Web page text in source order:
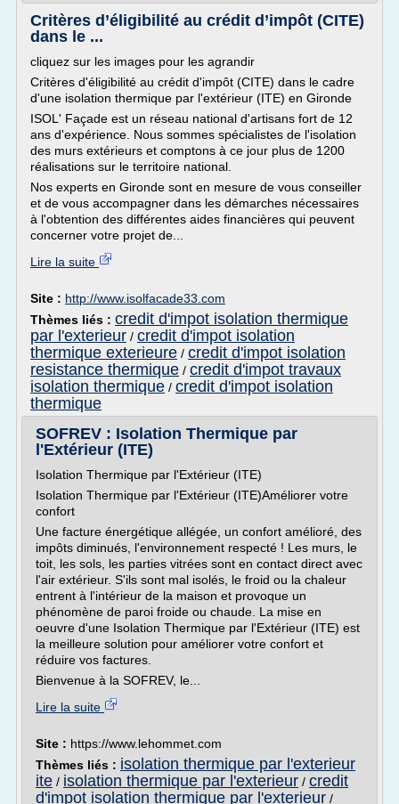
Critères d’éligibilité au crédit d’impôt (CITE)
dans le ...
cliquez sur les images pour les agrandir
Critères d'éligibilité au crédit d'impôt (CITE) dans le cadre
d'une isolation thermique par l'extérieur (ITE) en Gironde
ISOL' Façade est un réseau national d'artisans fort de 12
ans d'expérience. Nous sommes spécialistes de l'isolation
des murs extérieurs et comptons à ce jour plus de 1200
réalisations sur le territoire national.
Nos experts en Gironde sont en mesure de vous conseiller
et de vous accompagner dans les démarches nécessaires
à l'obtention des différentes aides financières qui peuvent
concerner votre projet de...
Lire la suite
Site : http://www.isolfacade33.com
Thèmes liés : credit d'impot isolation thermique
par l'exterieur / credit d'impot isolation
thermique exterieure / credit d'impot isolation
resistance thermique / credit d'impot travaux
isolation thermique / credit d'impot isolation
thermique
SOFREV : Isolation Thermique par
l'Extérieur (ITE)
Isolation Thermique par l'Extérieur (ITE)
Isolation Thermique par l'Extérieur (ITE)Améliorer votre
confort
Une facture énergétique allégée, un confort amélioré, des
impôts diminués, l'environnement respecté ! Les murs, le
toit, les sols, les parties vitrées sont en contact direct avec
l'air extérieur. S'ils sont mal isolés, le froid ou la chaleur
entrent à l'intérieur de la maison et provoque un
phénomène de paroi froide ou chaude. La mise en
oeuvre d'une Isolation Thermique par l'Extérieur (ITE) est
la meilleure solution pour améliorer votre confort et
réduire vos factures.
Bienvenue à la SOFREV, le...
Lire la suite
Site : https://www.lehommet.com
Thèmes liés : isolation thermique par l'exterieur
ite / isolation thermique par l'exterieur / credit
d'impot isolation thermique par l'exterieur /